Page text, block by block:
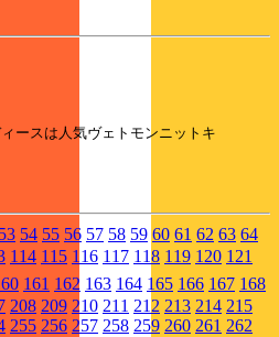
ースは人気ヴェトモンニットキ
53 54 55 56 57 58 59 60 61 62 63 64
114 115 116 117 118 119 120 121
161 162 163 164 165 166 167 168
208 209 210 211 212 213 214 215
255 256 257 258 259 260 261 262